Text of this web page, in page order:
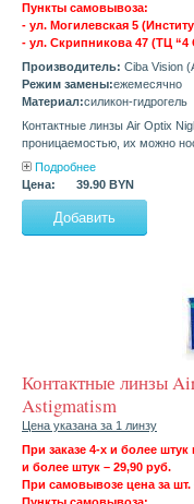
Пункты самовывоза:
- ул. Могилевская 5
- ул. Скрипникова 47 (ТЦ “4
Производитель: Ciba Vision
Режим замены:ежемесячно
Материал:силикон-гидрогель
Контактные линзы Air Optix
проницаемостью, их можно
Подробнее
39.90 BYN
Цена:
Контактные линзы
Astigmatism
Цена указана за 1 линзу
При заказе 4-х и более штук
и более штук – 29,90 руб.
При самовывозе цена за шт.